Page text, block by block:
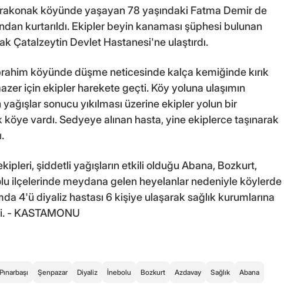
köyünde yaşayan 78 yaşındaki Fatma Demir de
kurtarıldı. Ekipler beyin kanaması şüphesi bulunan
Çatalzeytin Devlet Hastanesi'ne ulaştırdı.
köyünde düşme neticesinde kalça kemiğinde kırık
için ekipler harekete geçti. Köy yoluna ulaşımın
sonucu yıkılması üzerine ekipler yolun bir
vardı. Sedyeye alınan hasta, yine ekiplerce taşınarak
şiddetli yağışların etkili olduğu Abana, Bozkurt,
ilçelerinde meydana gelen heyelanlar nedeniyle köylerde
4'ü diyaliz hastası 6 kişiye ulaşarak sağlık kurumlarına
- KASTAMONU
Pınarbaşı Şenpazar Diyaliz İnebolu Bozkurt Azdavay Sağlık Abana